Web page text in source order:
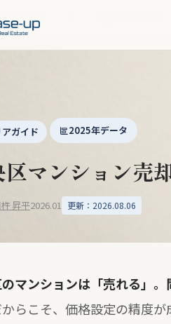
動産売却
ガイド 2025年データ
区マンション売
昇平2026.01 更新：2026.08.06
マンションは「売れる」。
からこそ、価格設定の精度